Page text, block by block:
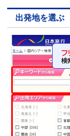
出発地を選ぶ